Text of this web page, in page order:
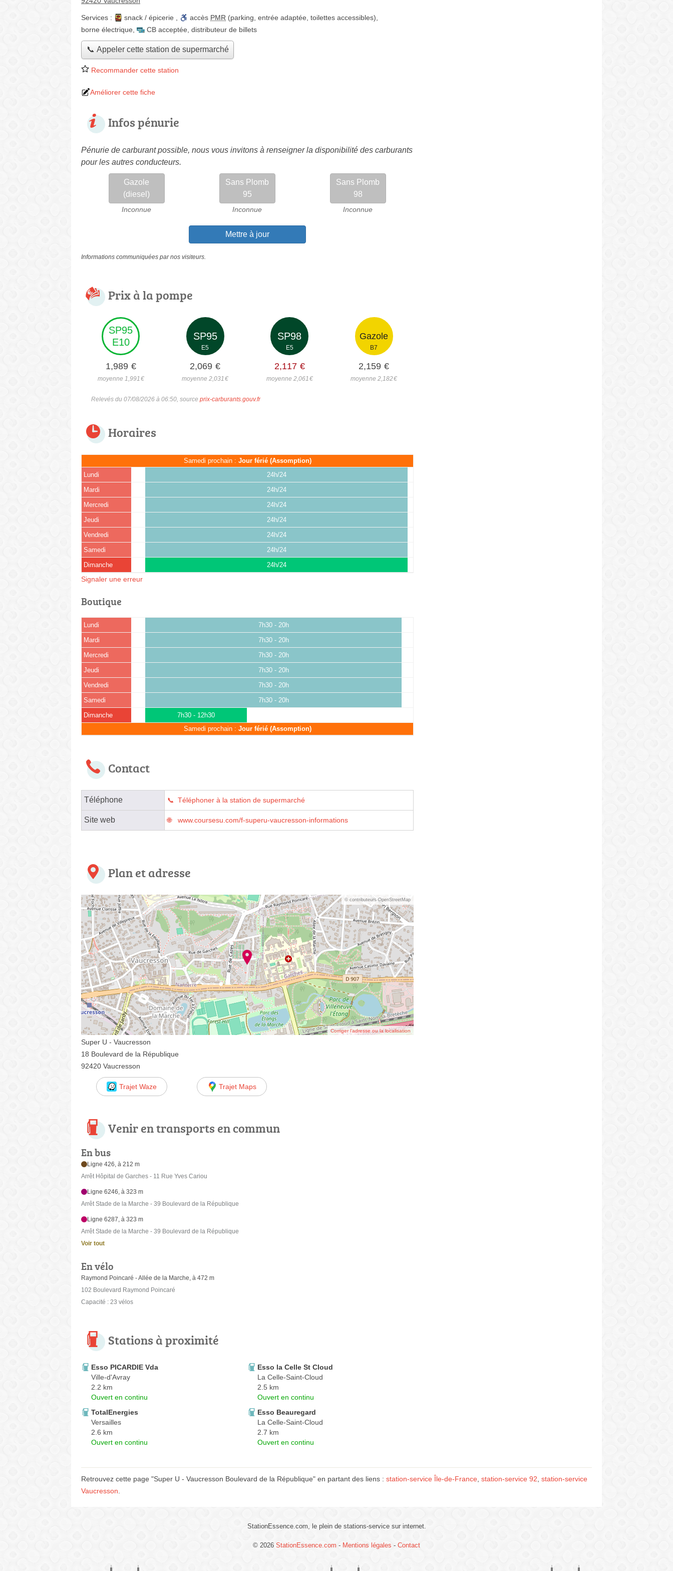
Services : snack / épicerie accès PMR (parking, entrée adaptée, toilettes accessibles)
borne électrique
CB acceptée distributeur de billets
📞 Appeler cette station de supermarché
Recommander cette station
Améliorer cette fiche
Infos pénurie
Pénurie de carburant possible, nous vous invitons à renseigner la disponibilité des carburants
pour les autres conducteurs.
Gazole
(diesel)
Inconnue
Sans Plomb
95
Inconnue
Sans Plomb
98
Inconnue
Mettre à jour
Informations communiquées par nos visiteurs.
Prix à la pompe
SP95
E10
1,989 €
moyenne 1,991 €
SP95
E5
2,069 €
moyenne 2,031 €
SP98
E5
2,117 €
moyenne 2,061 €
Gazole
B7
2,159 €
moyenne 2,182€
Relevés du 07/08/2026 à 06:50, source prix-carburants.gouv.fr
Horaires
Samedi prochain : Jour férié (Assomption)
Lundi
24h/24
Mardi 24h/24
Mercredi 24h/24
Jeudi 24h/24
Vendredi 24h/24
Samedi 24h/24
Dimanche 24h/24
Signaler une erreur
Boutique
Lundi 7h30 - 20h
Mardi 7h30 - 20h
Mercredi 7h30 - 20h
Jeudi 7h30 - 20h
Vendredi 7h30 - 20h
Samedi 7h30 - 20h
Dimanche
7h30 - 12h30
Samedi prochain : Jour férié (Assomption)
Contact
Téléphone Téléphoner à la station de supermarché
Site web www.coursesu.com/f-superu-vaucresson-informations
Plan et adresse
© contributeurs OpenStreetMap
Corriger l’adresse ou la localisation
Super U - Vaucresson
18 Boulevard de la République
92420 Vaucresson
Trajet Waze Trajet Maps
Venir en transports en commun
En bus
Ligne 426, à 212 m
Arrêt Hôpital de Garches - 11 Rue Yves Cariou
Ligne 6246, à 323 m
Arrêt Stade de la Marche - 39 Boulevard de la République
Ligne 6287, à 323 m
Arrêt Stade de la Marche - 39 Boulevard de la République
Voir tout
En vélo
Raymond Poincaré - Allée de la Marche, à 472 m
102 Boulevard Raymond Poincaré
Capacité : 23 vélos
Stations à proximité
Esso PICARDIE Vda
Ville-d'Avray
2.2 km
Ouvert en continu
Esso la Celle St Cloud
La Celle-Saint-Cloud
2.5 km
Ouvert en continu
TotalEnergies
Versailles
2.6 km
Ouvert en continu
Esso Beauregard
La Celle-Saint-Cloud
2.7 km
Ouvert en continu
Retrouvez cette page "Super U - Vaucresson Boulevard de la République" en partant des liens : station-service Île-de-France station-service 92 station-service
Vaucresson
StationEssence.com, le plein de stations-service sur internet.
© 2026 StationEssence.com - Mentions légales - Contact